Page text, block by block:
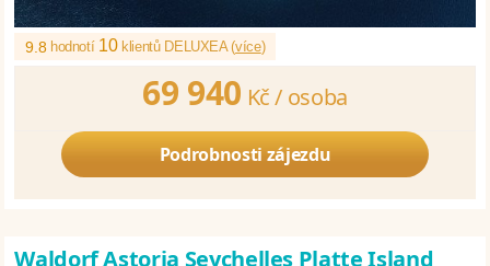
9.8 hodnotí 10klientů DELUXEA (více)
69 940 Kč / osoba
Podrobnosti zájezdu
Waldorf Astoria Seychelles Platte Island